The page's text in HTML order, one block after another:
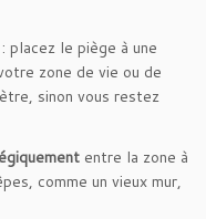
placez le piège à une
zone de vie ou de
sinon vous restez
entre la zone à
comme un vieux mur,